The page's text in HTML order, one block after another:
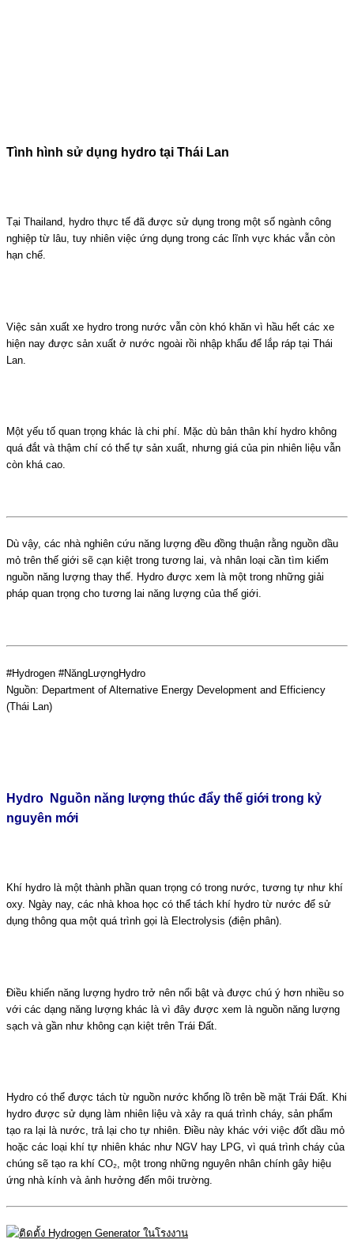
Tình hình sử dụng hydro tại Thái Lan
Tại Thailand, hydro thực tế đã được sử dụng trong một số ngành công
nghiệp từ lâu, tuy nhiên việc ứng dụng trong các lĩnh vực khác vẫn còn
hạn chế.
Việc sản xuất xe hydro trong nước vẫn còn khó khăn vì hầu hết các xe
hiện nay được sản xuất ở nước ngoài rồi nhập khẩu để lắp ráp tại Thái
Lan.
Một yếu tố quan trọng khác là chi phí. Mặc dù bản thân khí hydro không
quá đắt và thậm chí có thể tự sản xuất, nhưng giá của pin nhiên liệu vẫn
còn khá cao.
Dù vậy, các nhà nghiên cứu năng lượng đều đồng thuận rằng nguồn dầu
mỏ trên thế giới sẽ cạn kiệt trong tương lai, và nhân loại cần tìm kiếm
nguồn năng lượng thay thế. Hydro được xem là một trong những giải
pháp quan trọng cho tương lai năng lượng của thế giới.
#Hydrogen #NăngLượngHydro
Nguồn: Department of Alternative Energy Development and Efficiency
(Thái Lan)
Hydro Nguồn năng lượng thúc đẩy thế giới trong kỷ
nguyên mới
Khí hydro là một thành phần quan trọng có trong nước, tương tự như khí
oxy. Ngày nay, các nhà khoa học có thể tách khí hydro từ nước để sử
dụng thông qua một quá trình gọi là Electrolysis (điện phân).
Điều khiến năng lượng hydro trở nên nổi bật và được chú ý hơn nhiều so
với các dạng năng lượng khác là vì đây được xem là nguồn năng lượng
sạch và gần như không cạn kiệt trên Trái Đất.
Hydro có thể được tách từ nguồn nước khổng lồ trên bề mặt Trái Đất. Khi
hydro được sử dụng làm nhiên liệu và xảy ra quá trình cháy, sản phẩm
tạo ra lại là nước, trả lại cho tự nhiên. Điều này khác với việc đốt dầu mỏ
hoặc các loại khí tự nhiên khác như NGV hay LPG, vì quá trình cháy của
chúng sẽ tạo ra khí CO₂, một trong những nguyên nhân chính gây hiệu
ứng nhà kính và ảnh hưởng đến môi trường.